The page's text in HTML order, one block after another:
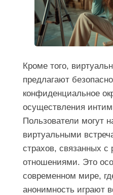
Кроме того,
предлагают
конфиденциальное
осуществления
Пользователи могут
виртуальными
страхов, связанных
отношениями. Это
современном мире,
анонимность играют